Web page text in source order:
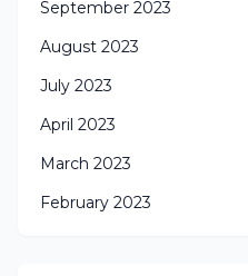
September 2023
August 2023
July 2023
April 2023
March 2023
February 2023